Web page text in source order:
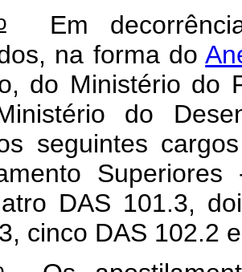
Em
na forma do
do Ministério do
do
seguintes
DAS 101.3,
cinco DAS 102.2